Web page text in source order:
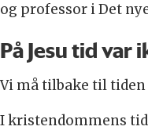
og professor i Det
På Jesu tid var
Vi må tilbake til tiden
I kristendommens